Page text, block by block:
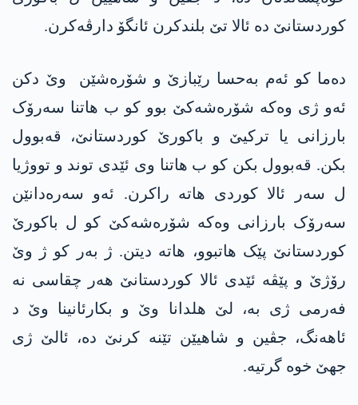
کوردستانێ دە ئالا تێ بلندکرن ئانگۆ دارڤەکرن.
دەما کو ئەم بەحسا رێبازێ و شۆرەشێن وێ دکن
ئەو ژی وەکە شۆرەشەکێ بوو کو ب ھاتنا سەرۆک
بارزانی یا ترکیێ و باکورێ کوردستانێ، قەبوول
بکن. قەبوول بکن کو ب ھاتنا وی ئێدی توند و تووژیا
ل سەر ئالا کوردی ھاتە راکرن. ئەو سەرەدانێن
سەرۆک بارزانی وەکە شۆرەشەکێ کو ل باکورێ
کوردستانێ پێک ھاتبوو، ھاتە دیتن. ژ بەر کو ژ وێ
رۆژێ و پێڤە ئێدی ئالا کوردستانێ ھەر چقاسی نە
فەرمی ژی بە، لێ ھلدانا وێ و بکارئانینا وێ د
ئاھەنگ، جڤین و شاھیێن تێنە کرنێ دە، ئالێ ژی
جھێ خوە گرتیە.